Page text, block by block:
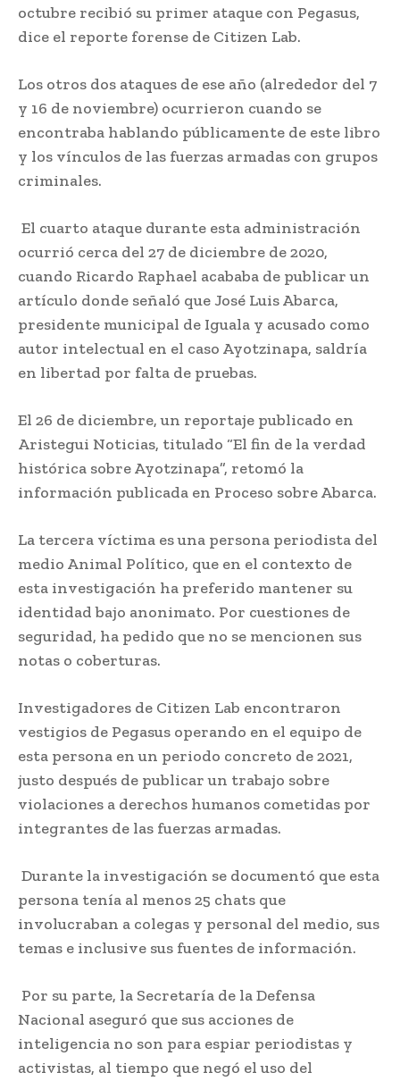
octubre recibió su primer ataque con Pegasus,
dice el reporte forense de Citizen Lab.
Los otros dos ataques de ese año (alrededor del 7
y 16 de noviembre) ocurrieron cuando se
encontraba hablando públicamente de este libro
y los vínculos de las fuerzas armadas con grupos
criminales.
El cuarto ataque durante esta administración
ocurrió cerca del 27 de diciembre de 2020,
cuando Ricardo Raphael acababa de publicar un
artículo donde señaló que José Luis Abarca,
presidente municipal de Iguala y acusado como
autor intelectual en el caso Ayotzinapa, saldría
en libertad por falta de pruebas.
El 26 de diciembre, un reportaje publicado en
Aristegui Noticias, titulado “El fin de la verdad
histórica sobre Ayotzinapa”, retomó la
información publicada en Proceso sobre Abarca.
La tercera víctima es una persona periodista del
medio Animal Político, que en el contexto de
esta investigación ha preferido mantener su
identidad bajo anonimato. Por cuestiones de
seguridad, ha pedido que no se mencionen sus
notas o coberturas.
Investigadores de Citizen Lab encontraron
vestigios de Pegasus operando en el equipo de
esta persona en un periodo concreto de 2021,
justo después de publicar un trabajo sobre
violaciones a derechos humanos cometidas por
integrantes de las fuerzas armadas.
Durante la investigación se documentó que esta
persona tenía al menos 25 chats que
involucraban a colegas y personal del medio, sus
temas e inclusive sus fuentes de información.
Por su parte, la Secretaría de la Defensa
Nacional aseguró que sus acciones de
inteligencia no son para espiar periodistas y
activistas, al tiempo que negó el uso del